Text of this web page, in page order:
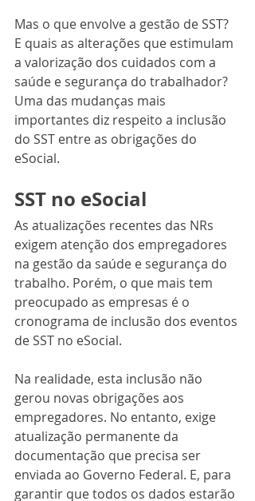
Mas o que envolve a gestão de SST?
E quais as alterações que estimulam
a valorização dos cuidados com a
saúde e segurança do trabalhador?
Uma das mudanças mais
importantes diz respeito a inclusão
do SST entre as obrigações do
eSocial.
SST no eSocial
As atualizações recentes das NRs
exigem atenção dos empregadores
na gestão da saúde e segurança do
trabalho. Porém, o que mais tem
preocupado as empresas é o
cronograma de inclusão dos eventos
de SST no eSocial.
Na realidade, esta inclusão não
gerou novas obrigações aos
empregadores. No entanto, exige
atualização permanente da
documentação que precisa ser
enviada ao Governo Federal. E, para
garantir que todos os dados estarão